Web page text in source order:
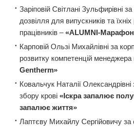
Заріповій Світлані Зульфирівні
дозвілля для випускників та
працівників –«ALUMNI-
Карповій Ользі Михайлівні за
розвитку компетенцій менеджера
Gentherm»
Ковальчук Наталії Олександрівні
збору крові «Іскра запалює
запалює життя»
Лаптєву Михайлу Сергійовичу за